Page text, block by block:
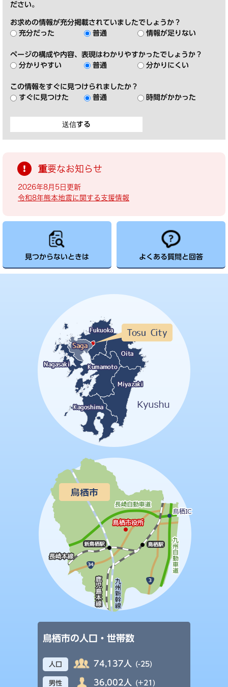
ださい。
お求めの情報が充分掲載されていましたでしょうか？
充分だった
普通 情報が足りない
ページの構成や内容、表現はわかりやすかったでしょうか？
分かりやすい
普通 分かりにくい
この情報をすぐに見つけられましたか？
すぐに見つけた
普通 時間がかかった
重要なお知らせ
2026年8月5日更新
令和8年熊本地震に関する支援情報
見つからないときは よくある質問と回答
鳥栖市の人口・世帯数
人口 74,137人 (-25)
男性 36,002人 (+21)